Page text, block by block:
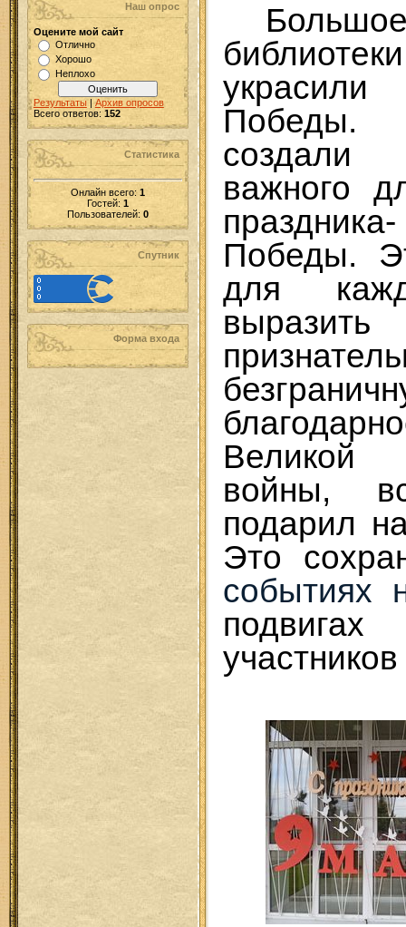
Наш опрос
Оцените мой сайт
Отлично
Хорошо
Неплохо
Результаты | Архив опросов
Всего ответов: 152
Статистика
Онлайн всего: 1
Гостей: 1
Пользователей: 0
Спутник
Форма входа
важного
Победы.
для
Великой
войны,
подарил
Это
событиях